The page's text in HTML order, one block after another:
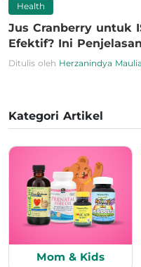
Health
Jus Cranberry untuk
Efektif? Ini
Ditulis oleh Herzanindya
Kategori Artikel
Mom & Kids